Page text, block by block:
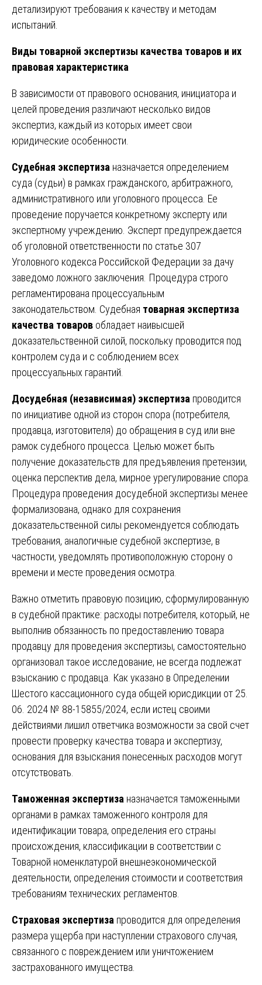
детализируют требования к качеству и методам
испытаний.
Виды товарной экспертизы качества товаров и их
правовая характеристика
В зависимости от правового основания, инициатора и
целей проведения различают несколько видов
экспертиз, каждый из которых имеет свои
юридические особенности.
Судебная экспертиза назначается определением
суда (судьи) в рамках гражданского, арбитражного,
административного или уголовного процесса. Ее
проведение поручается конкретному эксперту или
экспертному учреждению. Эксперт предупреждается
об уголовной ответственности по статье 307
Уголовного кодекса Российской Федерации за дачу
заведомо ложного заключения. Процедура строго
регламентирована процессуальным
законодательством. Судебная товарная экспертиза
качества товаров обладает наивысшей
доказательственной силой, поскольку проводится под
контролем суда и с соблюдением всех
процессуальных гарантий.
Досудебная (независимая) экспертиза проводится
по инициативе одной из сторон спора (потребителя,
продавца, изготовителя) до обращения в суд или вне
рамок судебного процесса. Целью может быть
получение доказательств для предъявления претензии,
оценка перспектив дела, мирное урегулирование спора.
Процедура проведения досудебной экспертизы менее
формализована, однако для сохранения
доказательственной силы рекомендуется соблюдать
требования, аналогичные судебной экспертизе, в
частности, уведомлять противоположную сторону о
времени и месте проведения осмотра.
Важно отметить правовую позицию, сформулированную
в судебной практике: расходы потребителя, который, не
выполнив обязанность по предоставлению товара
продавцу для проведения экспертизы, самостоятельно
организовал такое исследование, не всегда подлежат
взысканию с продавца. Как указано в Определении
Шестого кассационного суда общей юрисдикции от 25.
06. 2024 № 88-15855/2024, если истец своими
действиями лишил ответчика возможности за свой счет
провести проверку качества товара и экспертизу,
основания для взыскания понесенных расходов могут
отсутствовать.
Таможенная экспертиза назначается таможенными
органами в рамках таможенного контроля для
идентификации товара, определения его страны
происхождения, классификации в соответствии с
Товарной номенклатурой внешнеэкономической
деятельности, определения стоимости и соответствия
требованиям технических регламентов.
Страховая экспертиза проводится для определения
размера ущерба при наступлении страхового случая,
связанного с повреждением или уничтожением
застрахованного имущества.